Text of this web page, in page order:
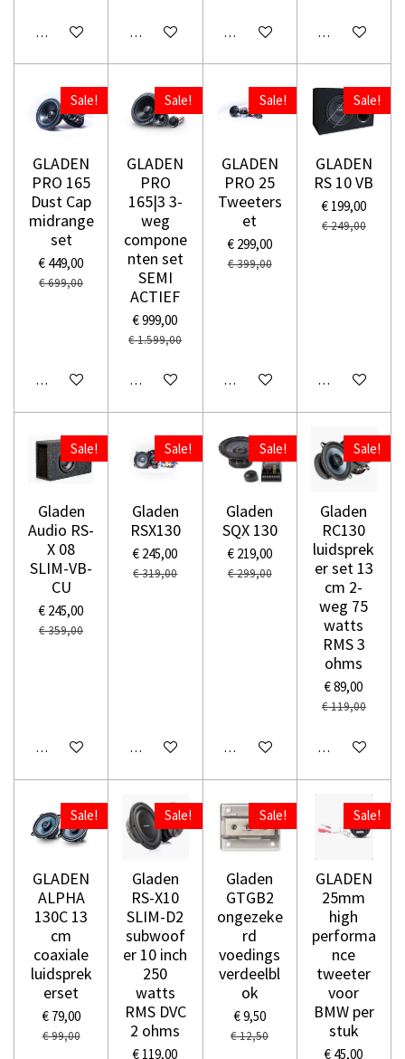
In winkelwagen In winkelwagen In winkelwagen In winkelwagen
Sale!
GLADEN
PRO 165
Dust Cap
midrange
set
€ 449,00
€ 699,00
In winkelwagen
Sale!
GLADEN
PRO
165|3 3-
weg
compone
nten set
SEMI
ACTIEF
€ 999,00
€ 1.599,00
In winkelwagen
Sale!
GLADEN
PRO 25
Tweeters
et
€ 299,00
€ 399,00
In winkelwagen
Sale!
GLADEN
RS 10 VB
€ 199,00
€ 249,00
In winkelwagen
Sale!
Gladen
Audio RS-
X 08
SLIM-VB-
CU
€ 245,00
€ 359,00
In winkelwagen
Sale!
Gladen
RSX130
€ 245,00
€ 319,00
In winkelwagen
Sale!
Gladen
SQX 130
€ 219,00
€ 299,00
In winkelwagen
Sale!
Gladen
RC130
luidsprek
er set 13
cm 2-
weg 75
watts
RMS 3
ohms
€ 89,00
€ 119,00
In winkelwagen
Sale!
GLADEN
ALPHA
130C 13
cm
coaxiale
luidsprek
erset
€ 79,00
€ 99,00
Sale!
Gladen
RS-X10
SLIM-D2
subwoof
er 10 inch
250
watts
RMS DVC
2 ohms
€ 119,00
Sale!
Gladen
GTGB2
ongezeke
rd
voedings
verdeelbl
ok
€ 9,50
€ 12,50
Sale!
GLADEN
25mm
high
performa
nce
tweeter
voor
BMW per
stuk
€ 45,00